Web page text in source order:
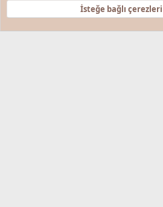
Community platform by XenForo® © 2010-
İsteğe bağlı